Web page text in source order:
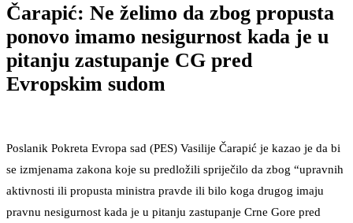
Čarapić: Ne želimo da zbog propusta
ponovo imamo nesigurnost kada je u
pitanju zastupanje CG pred
Evropskim sudom
Poslanik Pokreta Evropa sad (PES) Vasilije Čarapić je kazao je da bi
se izmjenama zakona koje su predložili spriječilo da zbog “upravnih
aktivnosti ili propusta ministra pravde ili bilo koga drugog imaju
pravnu nesigurnost kada je u pitanju zastupanje Crne Gore pred